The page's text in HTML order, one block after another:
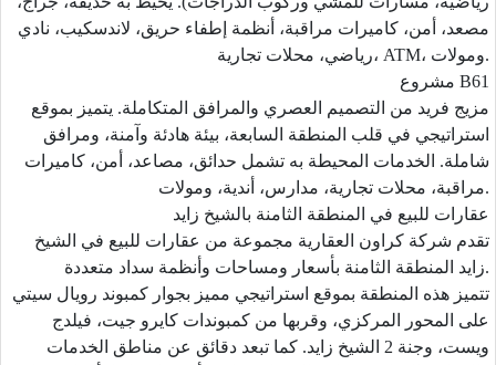
مصعد، أمن، كاميرات مراقبة، أنظمة إطفاء حريق، لاندسكيب، نادي
رياضي، محلات تجارية، ATM، ومولات.
مشروع B61
استراتيجي في قلب المنطقة السابعة، بيئة هادئة وآمنة، ومرافق
شاملة. الخدمات المحيطة به تشمل حدائق، مصاعد، أمن، كاميرات
مراقبة، محلات تجارية، مدارس، أندية، ومولات.
عقارات للبيع في المنطقة الثامنة بالشيخ زايد
تقدم شركة كراون العقارية مجموعة من عقارات للبيع في الشيخ
زايد المنطقة الثامنة بأسعار ومساحات وأنظمة سداد متعددة.
تتميز هذه المنطقة بموقع استراتيجي مميز بجوار كمبوند رويال سيتي
على المحور المركزي، وقربها من كمبوندات كايرو جيت، فيلدج
ويست، وجنة 2 الشيخ زايد. كما تبعد دقائق عن مناطق الخدمات